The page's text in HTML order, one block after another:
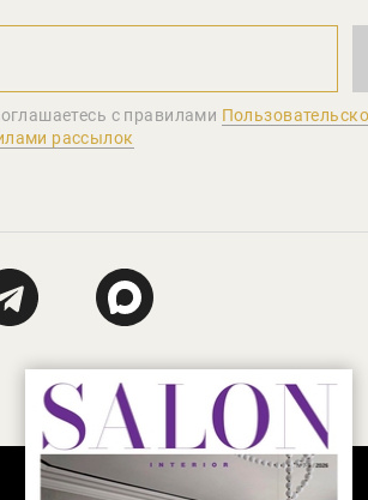
с правилами
рассылок